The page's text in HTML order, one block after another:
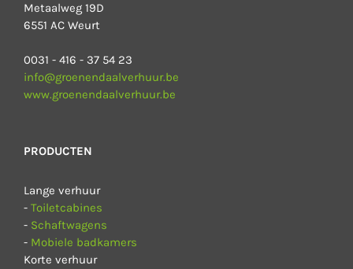
Metaalweg 19D
6551 AC Weurt
0031 - 416 - 37 54 23
info@groenendaalverhuur.be
www.groenendaalverhuur.be
PRODUCTEN
Lange verhuur
- Toiletcabines
- Schaftwagens
- Mobiele badkamers
Korte verhuur